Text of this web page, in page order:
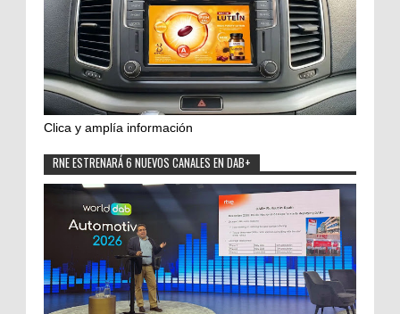
Clica y amplía información
RNE ESTRENARÁ 6 NUEVOS CANALES EN DAB+